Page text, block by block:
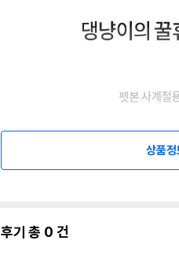
상품정
후기 총 0 건